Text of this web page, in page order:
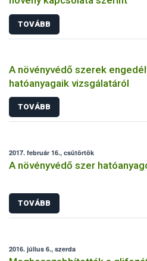
TOVÁBB
A növényvédő szerek
hatóanyagaik vizsgálatáról
TOVÁBB
2017. február 16., csütörtök
A növényvédő szer
TOVÁBB
2016. július 6., szerda